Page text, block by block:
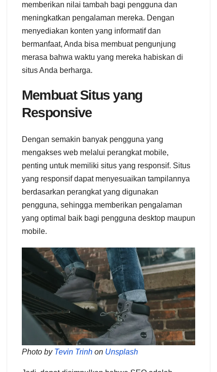
memberikan nilai tambah bagi pengguna dan
meningkatkan pengalaman mereka. Dengan
menyediakan konten yang informatif dan
bermanfaat, Anda bisa membuat pengunjung
merasa bahwa waktu yang mereka habiskan di
situs Anda berharga.
Membuat Situs yang
Responsive
Dengan semakin banyak pengguna yang
mengakses web melalui perangkat mobile,
penting untuk memiliki situs yang responsif. Situs
yang responsif dapat menyesuaikan tampilannya
berdasarkan perangkat yang digunakan
pengguna, sehingga memberikan pengalaman
yang optimal baik bagi pengguna desktop maupun
mobile.
Photo by Tevin Trinh on Unsplash